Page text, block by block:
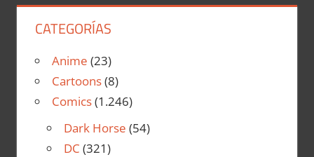
CATEGORÍAS
Anime (23)
Cartoons(8)
Comics(1.246)
Dark Horse (54)
DC (321)